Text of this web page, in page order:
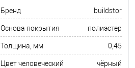
Бренд buildstor
Основа покрытия полиэстер
Толщина, мм 0,45
Цвет человеческий чёрный